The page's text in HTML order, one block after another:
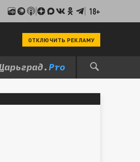
18+
ОТКЛЮЧИТЬ РЕКЛАМУ